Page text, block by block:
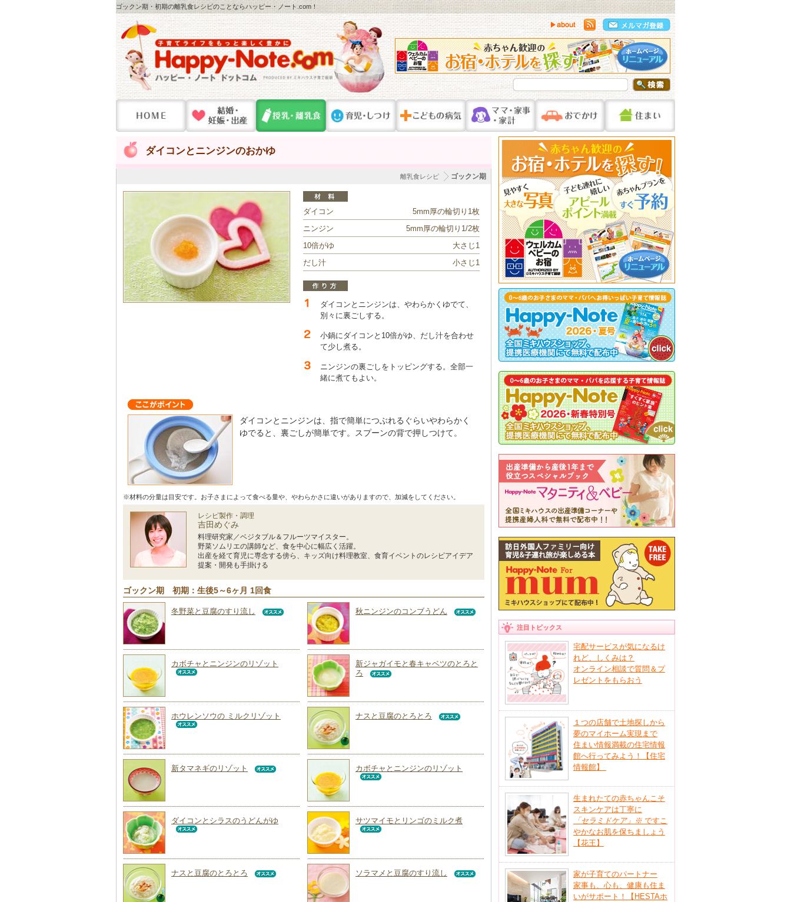
ゴックン期・初期の離乳食レシピのことならハッピー・ノート.com！
ダイコンとニンジンのおかゆ
ゴックン期
離乳食レシピ
ダイコン
5mm厚の輪切り1枚
ニンジン
5mm厚の輪切り1/2枚
10倍がゆ
大さじ1
だし汁
小さじ1
ダイコンとニンジンは、やわらかくゆでて、
別々に裏ごしする。
小鍋にダイコンと10倍がゆ、だし汁を合わせ
て少し煮る。
ニンジンの裏ごしをトッピングする。全部一
緒に煮てもよい。
ダイコンとニンジンは、指で簡単につぶれるぐらいやわらかく
ゆでると、裏ごしが簡単です。スプーンの背で押しつけて。
※材料の分量は目安です。お子さまによって食べる量や、やわらかさに違いがありますので、加減をしてください。
レシピ製作・調理
吉田めぐみ
料理研究家／ベジタブル＆フルーツマイスター。
野菜ソムリエの講師など、食を中心に幅広く活躍。
出産を経て育児に専念する傍ら、キッズ向け料理教室、食育イベントのレシピアイデア
提案・開発も手掛ける
ゴックン期 初期：生後5～6ヶ月 1回食
冬野菜と豆腐のすり流し 秋ニンジンのコンブうどん
カボチャとニンジンのリゾット
新ジャガイモと春キャベツのとろと
ろ
ホウレンソウの ミルクリゾット ナスと豆腐のとろとろ
新タマネギのリゾット カボチャとニンジンのリゾット
ダイコンとシラスのうどんがゆ サツマイモとリンゴのミルク煮
ナスと豆腐のとろとろ ソラマメと豆腐のすり流し
注目トピックス
宅配サービスが気になるけ
れど、しくみは？
オンライン相談で質問＆プ
レゼントをもらおう
１つの店舗で土地探しから
夢のマイホーム実現まで
住まい情報満載の住宅情報
館へ行ってみよう！【住宅
情報館】
生まれたての赤ちゃんこそ
スキンケアは丁寧に
「セラミドケア」 ※ ですこ
やかなお肌を保ちましょう
【花王】
家が子育てのパートナー
家事も、心も、健康も住ま
いがサポート！【HESTAホ